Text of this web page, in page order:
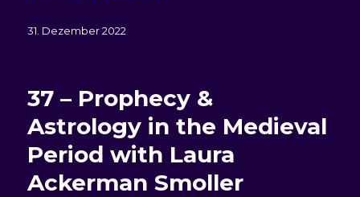
Veröffentlicht
31. Dezember 2022
37 – Prophecy &
Astrology in the Medieval
Period with Laura
Ackerman Smoller